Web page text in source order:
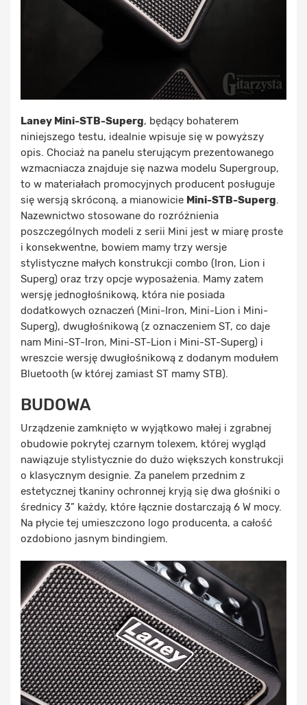
Laney Mini-STB-Superg, będący bohaterem
niniejszego testu, idealnie wpisuje się w powyższy
opis. Chociaż na panelu sterującym prezentowanego
wzmacniacza znajduje się nazwa modelu Supergroup,
to w materiałach promocyjnych producent posługuje
się wersją skróconą, a mianowicie Mini-STB-Superg.
Nazewnictwo stosowane do rozróżnienia
poszczególnych modeli z serii Mini jest w miarę proste
i konsekwentne, bowiem mamy trzy wersje
stylistyczne małych konstrukcji combo (Iron, Lion i
Superg) oraz trzy opcje wyposażenia. Mamy zatem
wersję jednogłośnikową, która nie posiada
dodatkowych oznaczeń (Mini-Iron, Mini-Lion i Mini-
Superg), dwugłośnikową (z oznaczeniem ST, co daje
nam Mini-ST-Iron, Mini-ST-Lion i Mini-ST-Superg) i
wreszcie wersję dwugłośnikową z dodanym modułem
Bluetooth (w której zamiast ST mamy STB).
BUDOWA
Urządzenie zamknięto w wyjątkowo małej i zgrabnej
obudowie pokrytej czarnym tolexem, której wygląd
nawiązuje stylistycznie do dużo większych konstrukcji
o klasycznym designie. Za panelem przednim z
estetycznej tkaniny ochronnej kryją się dwa głośniki o
średnicy 3” każdy, które łącznie dostarczają 6 W mocy.
Na płycie tej umieszczono logo producenta, a całość
ozdobiono jasnym bindingiem.